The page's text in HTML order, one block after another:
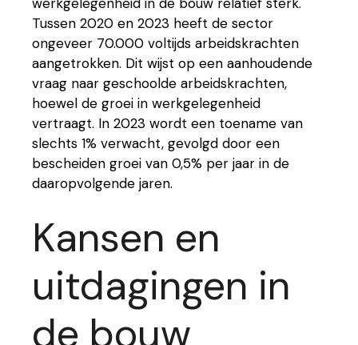
Tussen 2020 en 2023 heeft de sector
ongeveer 70.000 voltijds arbeidskrachten
aangetrokken. Dit wijst op een aanhoudende
vraag naar geschoolde arbeidskrachten,
hoewel de groei in werkgelegenheid
vertraagt. In 2023 wordt een toename van
slechts 1% verwacht, gevolgd door een
bescheiden groei van 0,5% per jaar in de
daaropvolgende jaren.
Kansen en
uitdagingen in
de bouw